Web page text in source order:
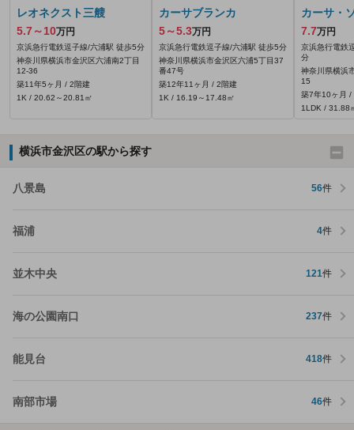
レオネクスト三艘
5.7～10万円
京浜急行電鉄逗子線/六浦駅 徒歩5分
神奈川県横浜市金沢区六浦南2丁目
12-36
築11年5ヶ月 / 2階建
1K / 20.62～20.81㎡
カーサブランカ
5～5.3万円
京浜急行電鉄逗子線/六浦駅 徒歩5分
神奈川県横浜市金沢区六浦5丁目37
番47号
築12年11ヶ月 / 2階建
1K / 16.19～17.48㎡
カーサ・
7.7万円
京浜急行電鉄
分
神奈川県横浜
15
築7年10ヶ月 /
1LDK / 31.88
横浜市金沢区の駅から探す
八景島 56件
福浦 4件
並木中央 121件
海の公園南口 237件
能見台 418件
南部市場 46件